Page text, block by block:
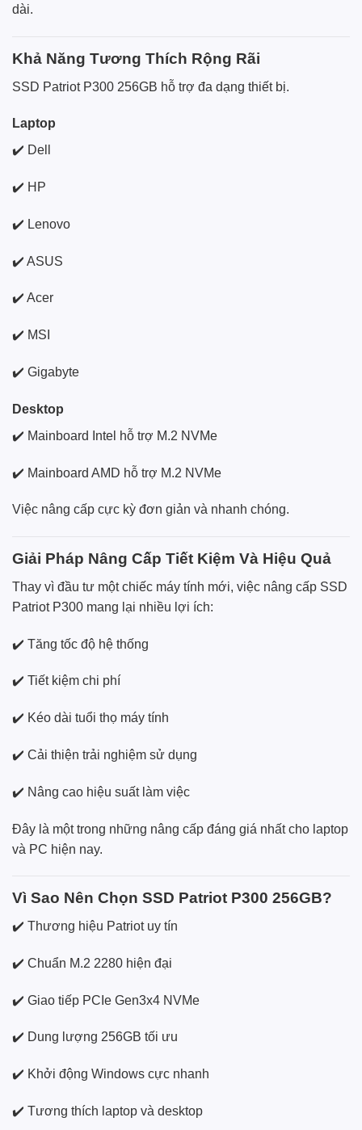
dài.
Khả Năng Tương Thích Rộng Rãi
SSD Patriot P300 256GB hỗ trợ đa dạng thiết bị.
Laptop
✔️ Dell
✔️ HP
✔️ Lenovo
✔️ ASUS
✔️ Acer
✔️ MSI
✔️ Gigabyte
Desktop
✔️ Mainboard Intel hỗ trợ M.2 NVMe
✔️ Mainboard AMD hỗ trợ M.2 NVMe
Việc nâng cấp cực kỳ đơn giản và nhanh chóng.
Giải Pháp Nâng Cấp Tiết Kiệm Và Hiệu Quả
Thay vì đầu tư một chiếc máy tính mới, việc nâng cấp SSD
Patriot P300 mang lại nhiều lợi ích:
✔️ Tăng tốc độ hệ thống
✔️ Tiết kiệm chi phí
✔️ Kéo dài tuổi thọ máy tính
✔️ Cải thiện trải nghiệm sử dụng
✔️ Nâng cao hiệu suất làm việc
Đây là một trong những nâng cấp đáng giá nhất cho laptop
và PC hiện nay.
Vì Sao Nên Chọn SSD Patriot P300 256GB?
✔️ Thương hiệu Patriot uy tín
✔️ Chuẩn M.2 2280 hiện đại
✔️ Giao tiếp PCIe Gen3x4 NVMe
✔️ Dung lượng 256GB tối ưu
✔️ Khởi động Windows cực nhanh
✔️ Tương thích laptop và desktop